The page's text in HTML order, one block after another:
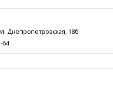
Днепропетровская, 18б
64